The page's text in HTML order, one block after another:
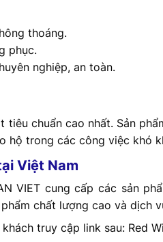
thoáng.
phục.
nghiệp, an toàn.
tiêu chuẩn cao nhất. Sản
hộ trong các công việc khó
Việt Nam
VIET cung cấp các sản
chất lượng cao và dịch
truy cập link sau: Red